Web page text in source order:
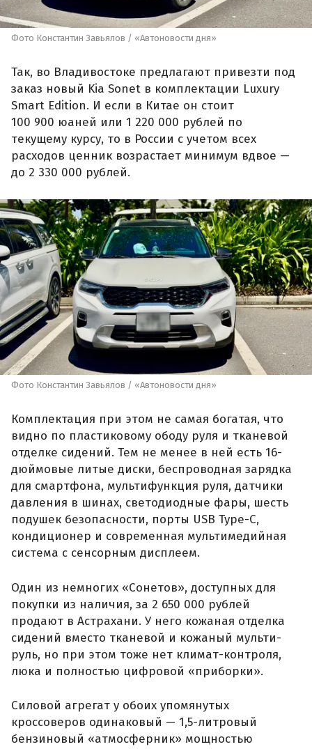
Фото Константин Завьялов / «Автоновости дня»
Так, во Владивостоке предлагают привезти под
заказ новый Kia Sonet в комплектации Luxury
Smart Edition. И если в Китае он стоит
100 900 юаней или 1 220 000 рублей по
текущему курсу, то в России с учетом всех
расходов ценник возрастает минимум вдвое —
до 2 330 000 рублей.
Фото Константин Завьялов / «Автоновости дня»
Комплектация при этом не самая богатая, что
видно по пластиковому ободу руля и тканевой
отделке сидений. Тем не менее в ней есть 16-
дюймовые литые диски, беспроводная зарядка
для смартфона, мультифункция руля, датчики
давления в шинах, светодиодные фары, шесть
подушек безопасности, порты USB Type-C,
кондиционер и современная мультимедийная
система с сенсорным дисплеем.
Один из немногих «Сонетов», доступных для
покупки из наличия, за 2 650 000 рублей
продают в Астрахани. У него кожаная отделка
сидений вместо тканевой и кожаный мульти-
руль, но при этом тоже нет климат-контроля,
люка и полностью цифровой «приборки».
Силовой агрегат у обоих упомянутых
кроссоверов одинаковый — 1,5-литровый
бензиновый «атмосферник» мощностью